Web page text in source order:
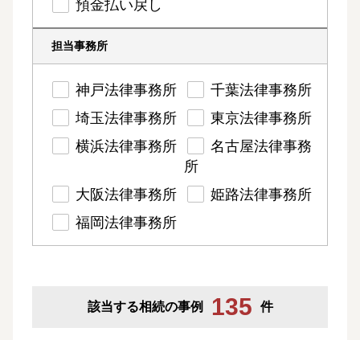
預金払い戻し
担当事務所
神戸法律事務所
千葉法律事務所
埼玉法律事務所
東京法律事務所
横浜法律事務所
名古屋法律事務
所
大阪法律事務所
姫路法律事務所
福岡法律事務所
該当する相続の事例 135 件